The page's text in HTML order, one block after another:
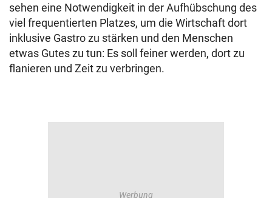
sehen eine Notwendigkeit in der Aufhübschung des
viel frequentierten Platzes, um die Wirtschaft dort
inklusive Gastro zu stärken und den Menschen
etwas Gutes zu tun: Es soll feiner werden, dort zu
flanieren und Zeit zu verbringen.